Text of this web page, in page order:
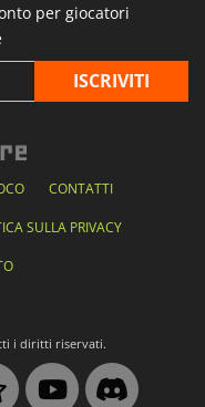
per giocatori
CONTATTI
SULLA PRIVACY
i diritti riservati.